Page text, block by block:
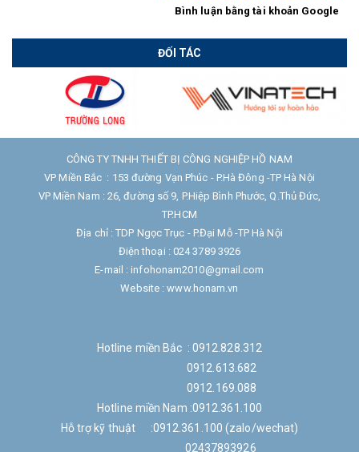
Bình luận bằng tài khoản Google
ĐỐI TÁC
CÔNG TY TNHH THIẾT BỊ CÔNG NGHIỆP HỒ NAM
VP Miền Bắc : 153 đường Vạn Phúc - P.Hà Đông -TP Hà Nội
VP Miền Nam : 26, đường số 9, P.Hiệp Bình Phước, Q.Thủ Đức,
TP.HCM
Địa chỉ : TDP Ngọc Trục - P.Đại Mỗ -TP Hà Nội
Điện thoại : 024 3789 3926
E-mail : infohonam2010@gmail.com
Website : www.honam.vn
Hotline miền Bắc : 0912.828.312
0912.613.682
0912.169.088
Hotline miền Nam :0912.361.100
Hỗ trợ kỹ thuật :0912.361.100 (zalo/wechat)
02437893926